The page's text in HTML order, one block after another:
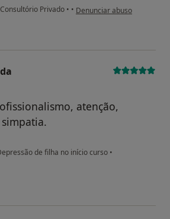
Consultório Privado • • na opinião do utilizador
Denunciar abuso
atenção,
de filha no início curso •
eliminada